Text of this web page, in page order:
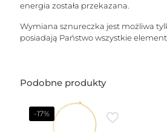
energia została przekazana.
Wymiana sznureczka jest możliwa
posiadają Państwo wszystkie
Podobne produkty
-17%